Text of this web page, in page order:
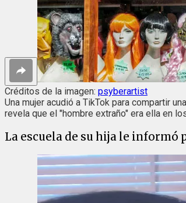
Créditos de la imagen: psyberartist
Una mujer acudió a TikTok para compartir
revela que el "hombre extraño" era ella en
La escuela de su hija le informó